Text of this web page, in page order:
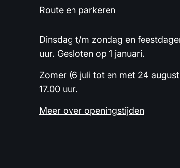
Route en parkeren
Dinsdag t/m zondag en
uur. Gesloten op 1 januari.
Zomer (6 juli tot en met 24
17.00 uur.
Meer over openingstijden